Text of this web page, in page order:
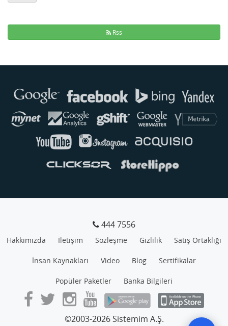
Rss
444 7556
Hakkımızda İletişim Sözleşme Gizlilik Satış Ortaklığı
İnsan Kaynakları Video Blog Sertifikalar
Popüler Paketler Banka Bilgileri
©2003-2026 Sistemim A.Ş.
Genellikle anında yanıt verir